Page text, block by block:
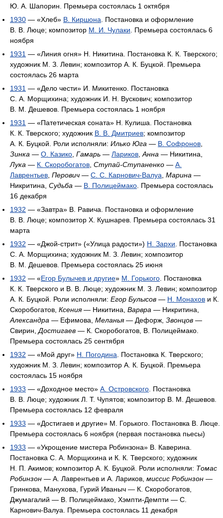
Ю. А. Шапорин. Премьера состоялась 1 октября
1930 — «Хлеб» В. Киршона . Постановка и оформление
В. В. Люце; композитор М. И. Чулаки . Премьера состоялась 6
ноября
1931 — «Линия огня» Н. Никитина. Постановка К. К. Тверского;
художник М. З. Левин; композитор А. К. Буцкой. Премьера
состоялась 26 марта
1931 — «Дело чести» И. Микитенко. Постановка
С. А. Морщихина; художник И. Н. Вускович; композитор
В. М. Дешевов. Премьера состоялась 1 ноября
1931 — «Патетическая соната» Н. Кулиша. Постановка
К. К. Тверского; художник В. В. Дмитриев; композитор
А. К. Буцкой. Роли исполняли: Илько Юга — В. Софронов
Зинка — О. Казико Гамарь — Лариков Анна — Никитина,
Лука — К. Скоробогатов Ступай-Ступаненко — А.
Лаврентьев Перович — С. С. Карнович-Валуа Марина —
Никритина, Судьба — В. Полицеймако . Премьера состоялась
16 декабря
1932 — «Завтра» В. Равича. Постановка и оформление
В. В. Люце; композитор X. Кушнарев. Премьера состоялась 31
марта
1932 — «Джой-стрит» («Улица радости») Н. Зархи . Постановка
С. А. Морщихина; художник М. З. Левин; хомпозитор
В. М. Дешевов. Премьера состоялась 25 июня
1932 — «Егор Булычев и другие» М. Горького . Постановка
К. К. Тверского и В. В. Люце; художник М. З. Левин; композитор
А. К. Буцкой. Роли исполняли: Егор Булысов — Н. Монахов и К.
Скоробогатов, Ксения— Никитина, Варвра — Никритина,
Александра — Ефимова, Меланья— Дефорж, Звонцов —
Свирин, Достигаев — К. Скоробогатов, В. Полицеймако.
Премьера состоялась 25 сентября
1932 — «Мой друг» Н. Погодина . Постановка К. Тверского;
художник М. З. Левин; композитор А. К. Буцкой. Премьера
состоялась 15 ноября
1933 — «Доходное место» А. Островского . Постановка
В. В. Люце; художник Л. Т. Чупятов; композитор В. М. Дешевов.
Премьера состоялась 12 февраля
1933 — «Достигаев и другие» М. Горького. Постановка В. Люце.
Премьера состоялась 6 ноября (первая постановка пьесы)
1933 — «Укрощение мистера Робинзона» В. Каверина.
Постановка С. А. Морщихина и К. К. Тверского; художник
Н. П. Акимов; композитор А. К. Буцкой. Роли исполняли: Томас
Робинзон — А. Лаврентьев и А. Лариков, миссис Робинзон —
Гринкова, Манухова, Гурий Иваныч — К. Скоробогатов,
Джумагалий — В. Полицеймако, Хэмпти-Демпти — С.
Карнович-Валуа. Премьера состоялась 11 декабря